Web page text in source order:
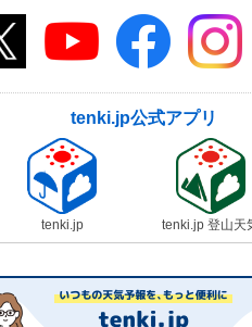
tenki.jp公式アプリ
tenki.jp tenki.jp 登山天